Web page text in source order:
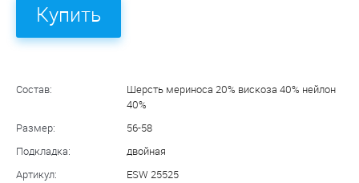
Купить
Состав:
Шерсть мериноса 20% вискоза 40% нейлон
40%
Размер:
56-58
Подкладка:
двойная
Артикул:
ESW 25525